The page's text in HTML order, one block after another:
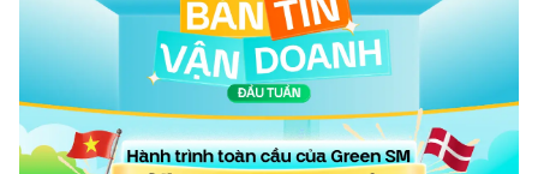
hoặc điểm đến tại khu nghỉ dưỡng. Từ khoảnh khắc […]